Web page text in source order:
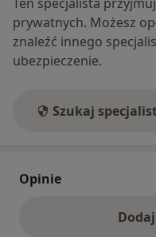
prywatnych. Możesz
znaleźć innego
ubezpieczenie.
Szukaj
Opinie